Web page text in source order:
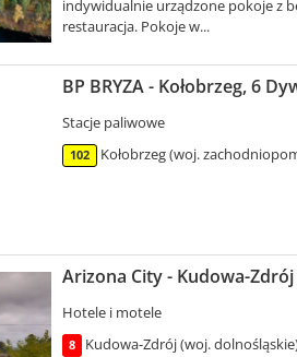
indywidualnie urządzone pokoje z
restauracja. Pokoje w...
BP BRYZA - Kołobrzeg, 6
Stacje paliwowe
102 Kołobrzeg (woj.
Arizona City - Kudowa-Zdrój
Hotele i motele
8
Kudowa-Zdrój (woj.